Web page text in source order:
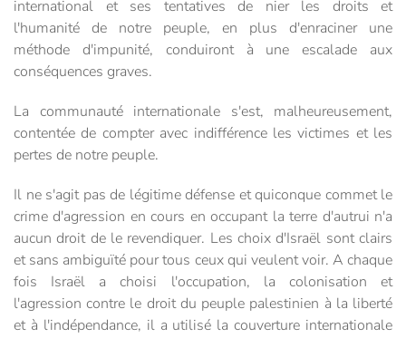
international et ses tentatives de nier les droits et
l'humanité de notre peuple, en plus d'enraciner une
méthode d'impunité, conduiront à une escalade aux
conséquences graves.
La communauté internationale s'est, malheureusement,
contentée de compter avec indifférence les victimes et les
pertes de notre peuple.
Il ne s'agit pas de légitime défense et quiconque commet le
crime d'agression en cours en occupant la terre d'autrui n'a
aucun droit de le revendiquer. Les choix d'Israël sont clairs
et sans ambiguïté pour tous ceux qui veulent voir. A chaque
fois Israël a choisi l'occupation, la colonisation et
l'agression contre le droit du peuple palestinien à la liberté
et à l'indépendance, il a utilisé la couverture internationale